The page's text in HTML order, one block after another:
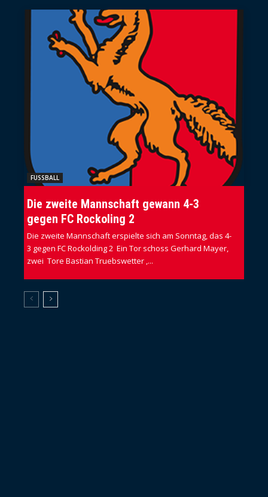
FUSSBALL
Die zweite Mannschaft gewann 4-3
gegen FC Rockoling 2
Die zweite Mannschaft erspielte sich am Sonntag, das 4-
3 gegen FC Rockolding 2 Ein Tor schoss Gerhard Mayer,
zwei Tore Bastian Truebswetter ,...